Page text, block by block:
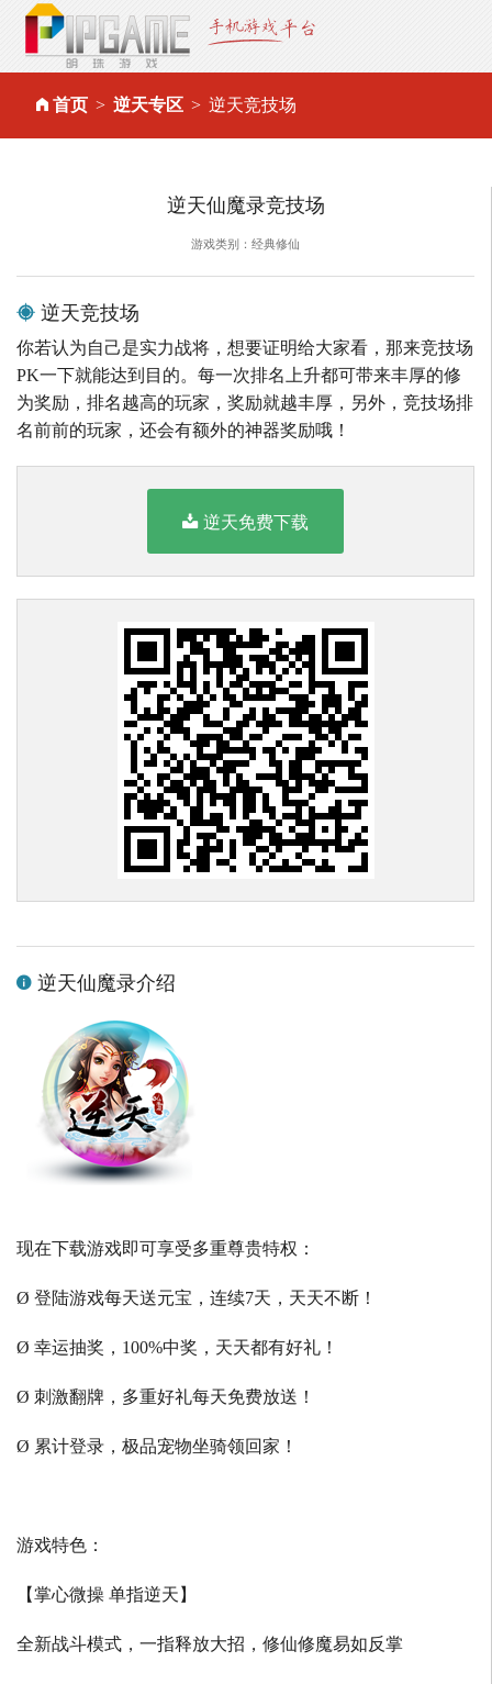
首页 逆天专区 逆天竞技场
逆天仙魔录竞技场
游戏类别：经典修仙
逆天竞技场
你若认为自己是实力战将，想要证明给大家看，那来竞技场
PK一下就能达到目的。每一次排名上升都可带来丰厚的修
为奖励，排名越高的玩家，奖励就越丰厚，另外，竞技场排
名前前的玩家，还会有额外的神器奖励哦！
逆天免费下载
逆天仙魔录介绍
现在下载游戏即可享受多重尊贵特权：
Ø 登陆游戏每天送元宝，连续7天，天天不断！
Ø 幸运抽奖，100%中奖，天天都有好礼！
Ø 刺激翻牌，多重好礼每天免费放送！
Ø 累计登录，极品宠物坐骑领回家！
游戏特色：
【掌心微操 单指逆天】
全新战斗模式，一指释放大招，修仙修魔易如反掌